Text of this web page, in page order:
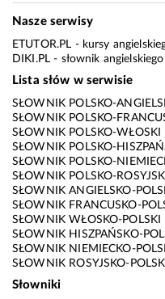
Nasze serwisy
ETUTOR.PL - kursy
DIKI.PL - słownik
Lista słów w serwisie
SŁOWNIK POLSKO-
SŁOWNIK POLSKO-
SŁOWNIK POLSKO-WŁOSKI
SŁOWNIK POLSKO-
SŁOWNIK POLSKO-
SŁOWNIK POLSKO-ROSYJSKI
SŁOWNIK ANGIELSKO-
SŁOWNIK FRANCUSKO-
SŁOWNIK WŁOSKO-POLSKI
SŁOWNIK HISZPAŃSKO-
SŁOWNIK NIEMIECKO-
SŁOWNIK ROSYJSKO-POLSKI
Słowniki